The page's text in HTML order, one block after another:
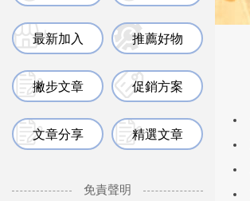
最新加入 推薦好物
撇步文章 促銷方案
文章分享 精選文章
免責聲明